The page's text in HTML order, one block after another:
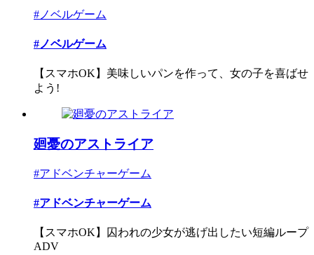
#ノベルゲーム
#ノベルゲーム
【スマホOK】美味しいパンを作って、女の子を喜ばせ
よう!
廻憂のアストライア
#アドベンチャーゲーム
#アドベンチャーゲーム
【スマホOK】囚われの少女が逃げ出したい短編ループ
ADV